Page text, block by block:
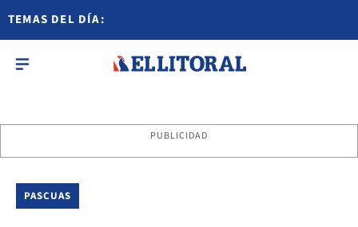
TEMAS DEL DÍA:
PUBLICIDAD
PASCUAS